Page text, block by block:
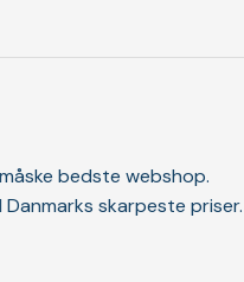
bedste webshop.
skarpeste priser.